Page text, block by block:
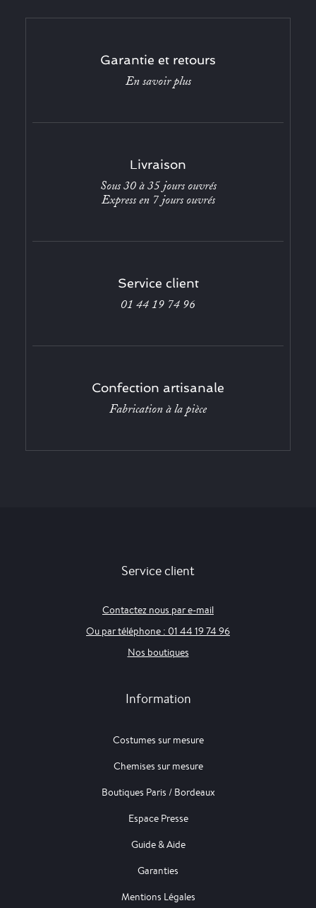
Garantie et retours
En savoir plus
Livraison
Sous 30 à 35 jours ouvrés
Express en 7 jours ouvrés
Service client
01 44 19 74 96
Confection artisanale
Fabrication à la pièce
Service client
Contactez nous par e-mail
Ou par téléphone : 01 44 19 74 96
Nos boutiques
Information
Costumes sur mesure
Chemises sur mesure
Boutiques Paris / Bordeaux
Espace Presse
Guide & Aide
Garanties
Mentions Légales